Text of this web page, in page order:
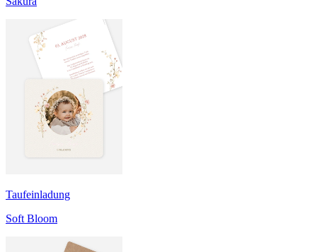
Taufeinladung
Soft Bloom